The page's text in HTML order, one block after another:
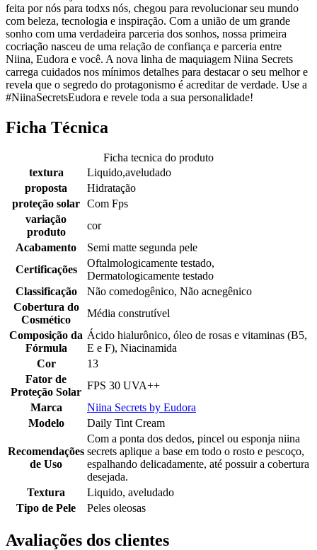
feita por nós para todxs nós, chegou para revolucionar seu mundo
com beleza, tecnologia e inspiração. Com a união de um grande
sonho com uma verdadeira parceria dos sonhos, nossa primeira
cocriação nasceu de uma relação de confiança e parceria entre
Niina, Eudora e você. A nova linha de maquiagem Niina Secrets
carrega cuidados nos mínimos detalhes para destacar o seu melhor e
revela que o segredo do protagonismo é acreditar de verdade. Use a
#NiinaSecretsEudora e revele toda a sua personalidade!
Ficha Técnica
Ficha tecnica do produto
textura
Liquido,aveludado
proposta
Hidratação
proteção solar Com Fps
variação
produto
cor
Acabamento
Semi matte segunda pele
Certificações
Oftalmologicamente testado,
Dermatologicamente testado
Classificação
Não comedogênico, Não acnegênico
Cobertura do
Cosmético
Média construtível
Composição da
Fórmula
Ácido hialurônico, óleo de rosas e vitaminas (B5,
E e F), Niacinamida
Cor
13
Fator de
Proteção Solar
FPS 30 UVA++
Marca
Niina Secrets by Eudora
Modelo
Daily Tint Cream
Recomendações
de Uso
Com a ponta dos dedos, pincel ou esponja niina
secrets aplique a base em todo o rosto e pescoço,
espalhando delicadamente, até possuir a cobertura
desejada.
Textura
Liquido, aveludado
Tipo de Pele
Peles oleosas
Avaliações dos clientes